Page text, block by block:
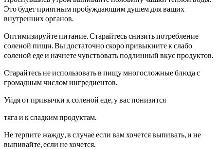
Это будет приятным пробуждающим душем для ваших
внутренних органов.
Оптимизируйте питание. Старайтесь снизить потребление
соленой пищи. Вы достаточно скоро привыкните к слабо
соленой еде и начнете чувствовать подлинный вкус продуктов.
Старайтесь не использовать в пищу многосложные блюда с
громадным числом ингредиентов.
Уйдя от привычки к соленой еде, у вас понизится
тяга и к сладким продуктам.
Не терпите жажду, в случае если вам хочется выпивать, и не
выпивайте, если не хочется.